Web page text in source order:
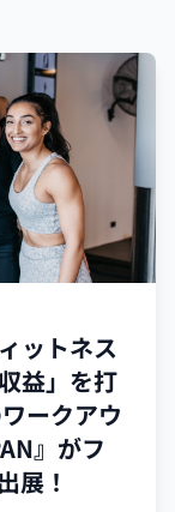
ットネス
益」を打
ークアウ
』がフ
展！